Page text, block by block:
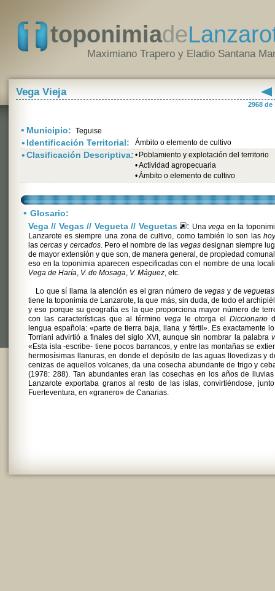
toponimiade
Maximiano Trapero y Eladio Santana
Vega Vieja
2968 de
• Municipio: Teguise
• Identificación Territorial: Ámbito o elemento de cultivo
•Clasificación Descriptiva: • Poblamiento y explotación del territorio
•Actividad agropecuaria
•Ámbito o elemento de cultivo
• Glosario:
Vega // Vegas // Vegueta // Veguetas
: Unavega en la
Lanzarote es siempre una zona de cultivo, como también lo son las
lascercas y cercados. Pero el nombre de las vegasdesignan siempre
de mayor extensión y que son, de manera general, de propiedad
eso en la toponimia aparecen especificadas con el nombre de una
Vega de Haría, V. de Mosaga, V. Máguez, etc.
Lo que sí llama la atención es el gran número devegas y deveguetas
tiene la toponimia de Lanzarote, la que más, sin duda, de todo el
y eso porque su geografía es la que proporciona mayor número de
con las características que al término vega le otorga el Diccionario
lengua española: «parte de tierra baja, llana y fértil». Es exactamente
Torriani advirtió a finales del siglo XVI, aunque sin nombrar la palabra
«Esta isla -escribe- tiene pocos barrancos, y entre las montañas se
hermosísimas llanuras, en donde el depósito de las aguas llovedizas y
cenizas de aquellos volcanes, da una cosecha abundante de trigo y
(1978: 288). Tan abundantes eran las cosechas en los años de
Lanzarote exportaba granos al resto de las islas, convirtiéndose,
Fuerteventura, en «granero» de Canarias.